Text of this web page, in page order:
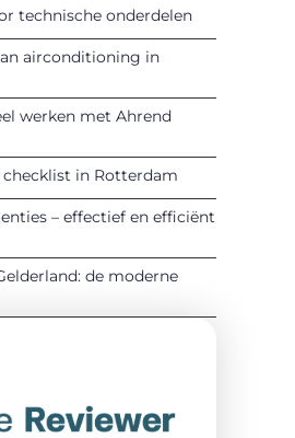
technische onderdelen
airconditioning in
werken met Ahrend
in Rotterdam
– effectief en efficiënt
de moderne